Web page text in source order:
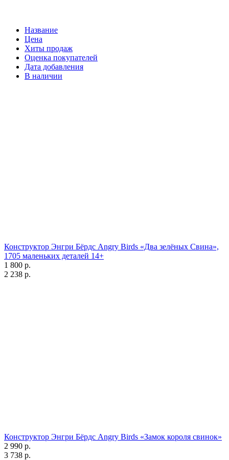
Название
Цена
Хиты продаж
Оценка покупателей
Дата добавления
В наличии
Конструктор Энгри Бёрдс Angry Birds «Два зелёных Свина»,
1705 маленьких деталей 14+
1 800 р.
2 238 р.
Конструктор Энгри Бёрдс Angry Birds «Замок короля свинок»
2 990 р.
3 738 р.